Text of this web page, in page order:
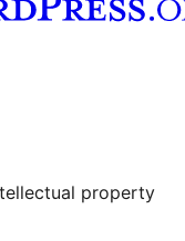
property